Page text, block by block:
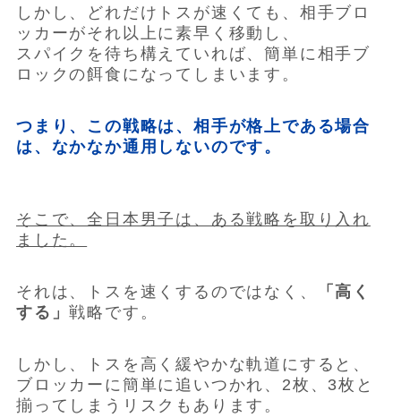
しかし、どれだけトスが速くても、相手ブロ
ッカーがそれ以上に素早く移動し、
スパイクを待ち構えていれば、簡単に相手ブ
ロックの餌食になってしまいます。
つまり、この戦略は、相手が格上である場合
は、なかなか通用しないのです。
そこで、全日本男子は、ある戦略を取り入れ
ました。
それは、トスを速くするのではなく、
「高く
する」戦略です。
しかし、トスを高く緩やかな軌道にすると、
ブロッカーに簡単に追いつかれ、2枚、3枚と
揃ってしまうリスクもあります。